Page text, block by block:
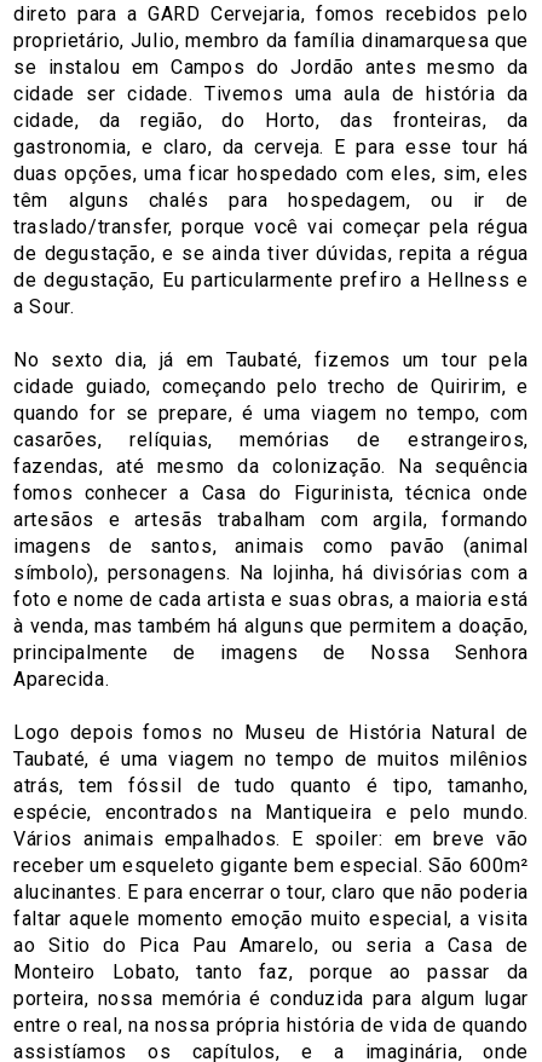
direto para a GARD Cervejaria, fomos recebidos pelo
proprietário, Julio, membro da família dinamarquesa que
se instalou em Campos do Jordão antes mesmo da
cidade ser cidade. Tivemos uma aula de história da
cidade, da região, do Horto, das fronteiras, da
gastronomia, e claro, da cerveja. E para esse tour há
duas opções, uma ficar hospedado com eles, sim, eles
têm alguns chalés para hospedagem, ou ir de
traslado/transfer, porque você vai começar pela régua
de degustação, e se ainda tiver dúvidas, repita a régua
de degustação, Eu particularmente prefiro a Hellness e
a Sour.
No sexto dia, já em Taubaté, fizemos um tour pela
cidade guiado, começando pelo trecho de Quiririm, e
quando for se prepare, é uma viagem no tempo, com
casarões, relíquias, memórias de estrangeiros,
fazendas, até mesmo da colonização. Na sequência
fomos conhecer a Casa do Figurinista, técnica onde
artesãos e artesãs trabalham com argila, formando
imagens de santos, animais como pavão (animal
símbolo), personagens. Na lojinha, há divisórias com a
foto e nome de cada artista e suas obras, a maioria está
à venda, mas também há alguns que permitem a doação,
principalmente de imagens de Nossa Senhora
Aparecida.
Logo depois fomos no Museu de História Natural de
Taubaté, é uma viagem no tempo de muitos milênios
atrás, tem fóssil de tudo quanto é tipo, tamanho,
espécie, encontrados na Mantiqueira e pelo mundo.
Vários animais empalhados. E spoiler: em breve vão
receber um esqueleto gigante bem especial. São 600m²
alucinantes. E para encerrar o tour, claro que não poderia
faltar aquele momento emoção muito especial, a visita
ao Sitio do Pica Pau Amarelo, ou seria a Casa de
Monteiro Lobato, tanto faz, porque ao passar da
porteira, nossa memória é conduzida para algum lugar
entre o real, na nossa própria história de vida de quando
assistíamos os capítulos, e a imaginária, onde